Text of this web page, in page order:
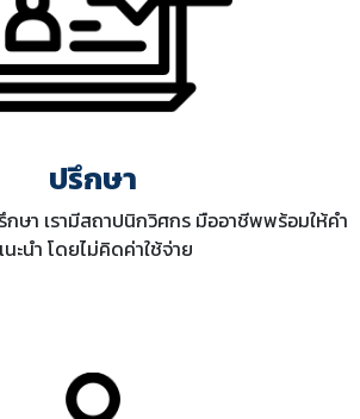
ปรึกษา
ษา เรามีสถาปนิกวิศกร มืออาชีพพร้อมให้คำ
นะนำ โดยไม่คิดค่าใช้จ่าย